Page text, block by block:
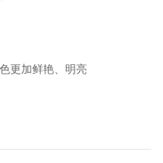
更加鲜艳、明亮